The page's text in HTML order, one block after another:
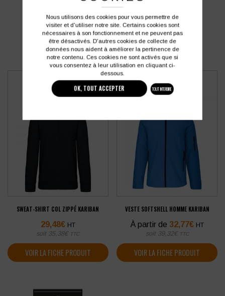
PRODUITS SIMILAIRES
SWEAT-SHIRT COL ZIPPÉ KARIBAN
29,48€ HT
soit 35,38€ TTC
VOIR LA FICHE PRODUIT
VESTE SOFTSHELL HOMME KARIBAN
À partir de 32,77€ HT
soit 39,32€ TTC
VOIR LA FICHE PRODUIT
Nous utilisons des cookies pour vous permettre de
visiter et d'utiliser notre site. Certains cookies sont
nécessaires à son fonctionnement et ne peuvent pas
être désactivés. D'autres cookies de collecte de
données nous aident à améliorer la pertinence de
notre contenu. Ces cookies ne sont activés que si
vous consentez à leur utilisation en cliquant ci-
dessous.
OK, TOUT ACCEPTER TOUT INTERDIRE